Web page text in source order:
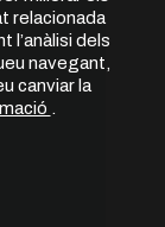
relacionada
l’anàlisi dels
navegant,
canviar la